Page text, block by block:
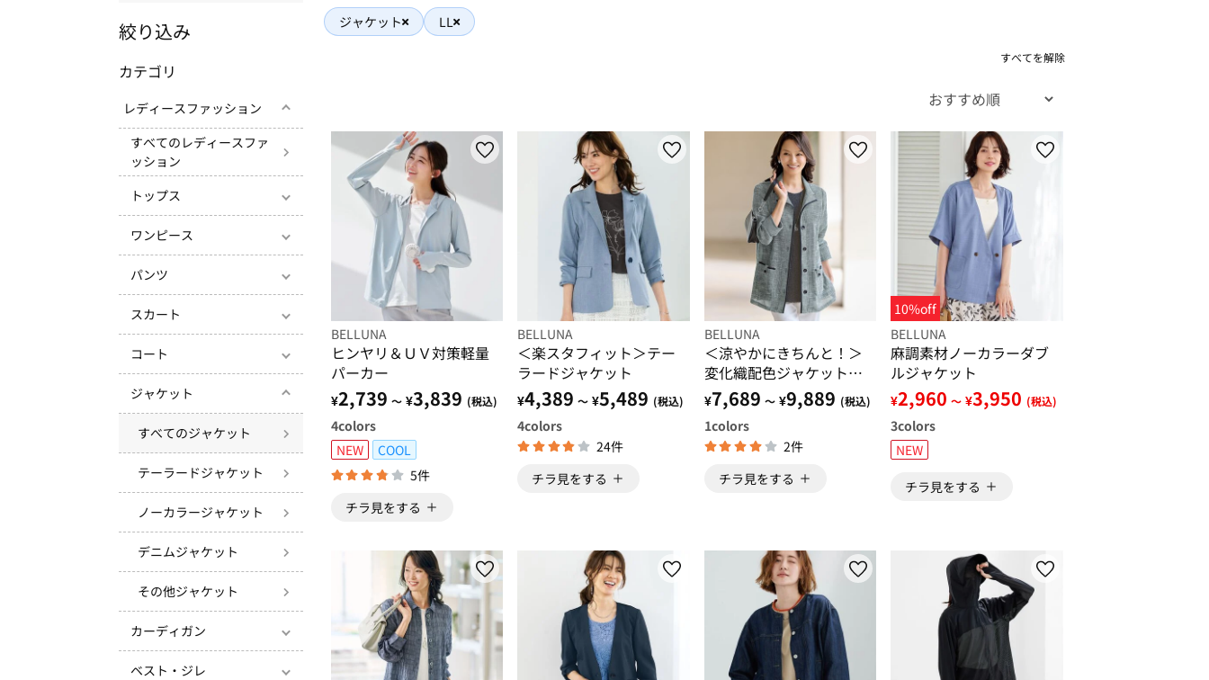
絞り込み
カテゴリ
レディースファッション
すべてのレディースファ
ッション
トップス
ワンピース
パンツ
スカート
コート
ジャケット
すべてのジャケット
テーラードジャケット
ノーカラージャケット
デニムジャケット
その他ジャケット
カーディガン
ベスト・ジレ
ジャケット LL
すべてを解除
BELLUNA
ヒンヤリ＆ＵＶ対策軽量
パーカー
¥2,739 ～ ¥3,839 (税込)
4colors
NEW
COOL
5件
チラ見をする
BELLUNA
＜楽スタフィット＞テー
ラードジャケット
¥4,389 ～ ¥5,489 (税込)
4colors
24件
チラ見をする
BELLUNA
＜涼やかにきちんと！＞
変化織配色ジャケットア
ンサンブル
¥7,689 ～ ¥9,889 (税込)
1colors
2件
チラ見をする
10%off
BELLUNA
麻調素材ノーカラーダブ
ルジャケット
¥2,960 ～ ¥3,950 (税込)
3colors
NEW
チラ見をする